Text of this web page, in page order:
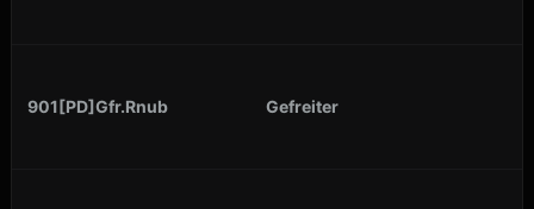
901[PD]Gfr.Rnub Gefreiter